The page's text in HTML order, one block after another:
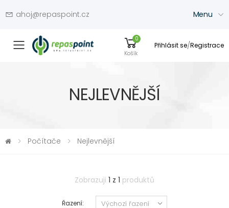
ahoj@repaspoint.cz Menu
Přepínač menu
0
Košík
Přihlásit se/Registrace
NEJLEVNĚJŠÍ
Počítače Nejlevnější
Zobrazuji 1 z 1 produktů
Řazení: